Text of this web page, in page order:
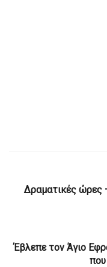
Δραματικές ώρες
Έβλεπε τον Άγιο